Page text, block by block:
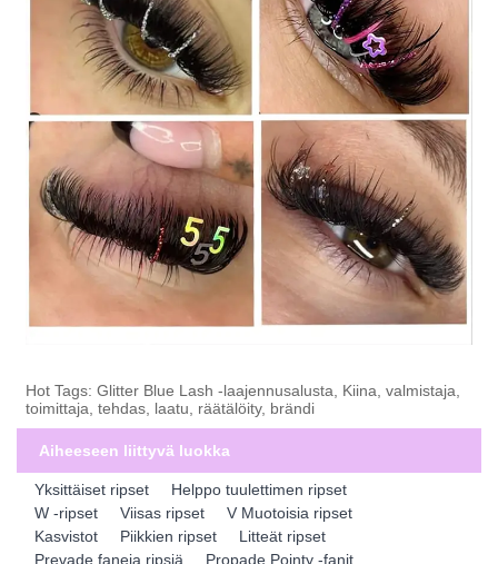
Hot Tags: Glitter Blue Lash -laajennusalusta, Kiina, valmistaja,
toimittaja, tehdas, laatu, räätälöity, brändi
Aiheeseen liittyvä luokka
Yksittäiset ripset
Helppo tuulettimen ripset
W -ripset
Viisas ripset
V Muotoisia ripset
Kasvistot
Piikkien ripset
Litteät ripset
Prevade faneja ripsiä
Propade Pointy -fanit